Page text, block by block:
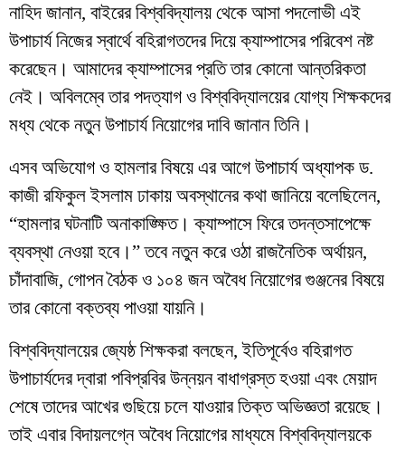
নাহিদ জানান, বাইরের বিশ্ববিদ্যালয় থেকে আসা পদলোভী এই
উপাচার্য নিজের স্বার্থে বহিরাগতদের দিয়ে ক্যাম্পাসের পরিবেশ নষ্ট
করেছেন। আমাদের ক্যাম্পাসের প্রতি তার কোনো আন্তরিকতা
নেই। অবিলম্বে তার পদত্যাগ ও বিশ্ববিদ্যালয়ের যোগ্য শিক্ষকদের
মধ্য থেকে নতুন উপাচার্য নিয়োগের দাবি জানান তিনি।
​এসব অভিযোগ ও হামলার বিষয়ে এর আগে উপাচার্য অধ্যাপক ড.
কাজী রফিকুল ইসলাম ঢাকায় অবস্থানের কথা জানিয়ে বলেছিলেন,
“হামলার ঘটনাটি অনাকাঙ্ক্ষিত। ক্যাম্পাসে ফিরে তদন্তসাপেক্ষে
ব্যবস্থা নেওয়া হবে।” তবে নতুন করে ওঠা রাজনৈতিক অর্থায়ন,
চাঁদাবাজি, গোপন বৈঠক ও ১০৪ জন অবৈধ নিয়োগের গুঞ্জনের বিষয়ে
তার কোনো বক্তব্য পাওয়া যায়নি।
​বিশ্ববিদ্যালয়ের জ্যেষ্ঠ শিক্ষকরা বলছেন, ইতিপূর্বেও বহিরাগত
উপাচার্যদের দ্বারা পবিপ্রবির উন্নয়ন বাধাগ্রস্ত হওয়া এবং মেয়াদ
শেষে তাদের আখের গুছিয়ে চলে যাওয়ার তিক্ত অভিজ্ঞতা রয়েছে।
তাই এবার বিদায়লগ্নে অবৈধ নিয়োগের মাধ্যমে বিশ্ববিদ্যালয়কে